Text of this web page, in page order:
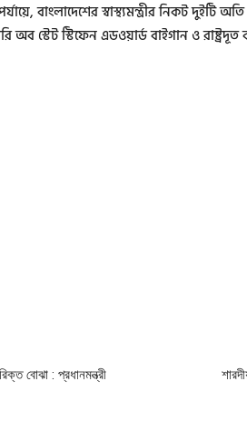
বাংলাদেশের স্বাস্থ্যমন্ত্রীর নিকট দুইটি
অব স্টেট স্টিফেন এডওয়ার্ড বাইগান ও
বোঝা : প্রধানমন্ত্রী